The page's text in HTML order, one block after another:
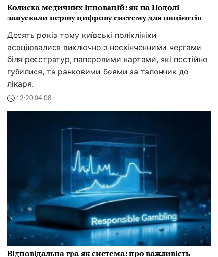
Колиска медичних інновацій: як на Подолі
запускали першу цифрову систему для пацієнтів
Десять років тому київські поліклініки
асоціювалися виключно з нескінченними чергами
біля реєстратур, паперовими картами, які постійно
губилися, та ранковими боями за талончик до
лікаря.
12:20 04.08
Відповідальна гра як система: про важливість